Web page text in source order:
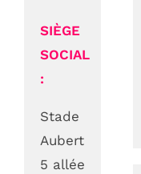
SIÈGE
SOCIAL
:
Stade
Aubert
5 allée
L’office
Velin est une
des
en-Velin
N° d’agrément